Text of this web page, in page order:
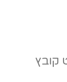
קובץ